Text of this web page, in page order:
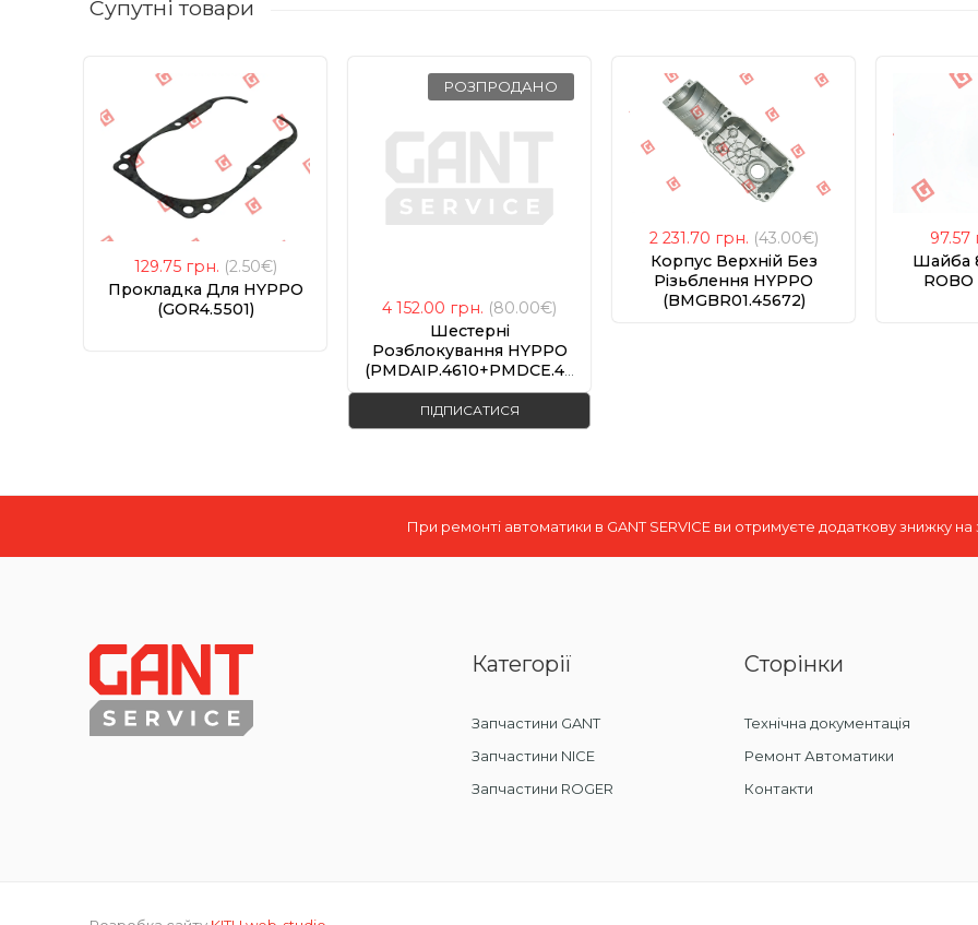
Супутні товари
129.75 грн. (2.50€)
Прокладка Для HYPPO
(GOR4.5501)
РОЗПРОДАНО
4 152.00 грн. (80.00€)
Шестерні
Розблокування HYPPO
ПІДПИСАТИСЯ
2 231.70 грн. (43.00€)
Корпус Верхній Без
Різьблення HYPPO
(BMGBR01.45672)
97.57
Шайба
ROBO
При ремонті автоматики в GANT SERVICE ви отримуєте додаткову знижку на
Категорії
Запчастини GANT
Запчастини NICE
Запчастини ROGER
Сторінки
Технічна документація
Ремонт Автоматики
Контакти